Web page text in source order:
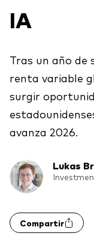
Multiactivos
Nuestros
Qué ofrecemos
Renta fija
Renta variable
ETF
Renta fija
Multiactivos
Análisis de
Perspectiva
mercados de
Client
Generación
IA
Tras un año de
renta variable
surgir
avanza 2026.
Lukas
Compartir